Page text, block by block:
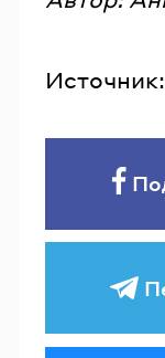
Источник: